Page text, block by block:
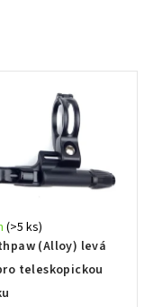
(Alloy) levá
teleskopickou
(>5 ks)